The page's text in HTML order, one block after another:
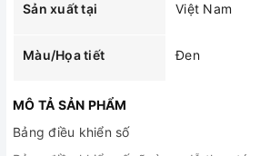
Sản xuất tại Việt Nam
Màu/Họa tiết Đen
MÔ TẢ SẢN PHẨM
Bảng điều khiển số